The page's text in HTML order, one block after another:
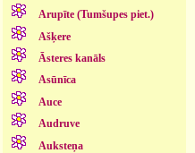
Arupīte (Tumšupes piet.)
Ašķere
Āsteres kanāls
Asūnīca
Auce
Audruve
Auksteņa